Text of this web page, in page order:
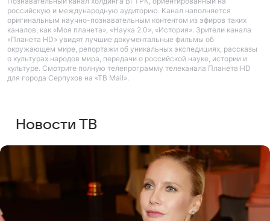
российскую и международную аудиторию. Канал наполняется
оригинальным научно-познавательным контентом из эфиров таких
каналов, как «Моя планета», «Наука 2.0», «История». Зрители канала
«Планета HD» увидят лучшие документальные фильмы об
окружающем мире, репортажи об уникальных экспедициях, рассказы
о культурах народов мира, передачи о российской науке, истории и
культуре. Смотрите полную телепрограмму телеканала Планета HD
для города Серпухов на «ТВ Mail».
Новости ТВ